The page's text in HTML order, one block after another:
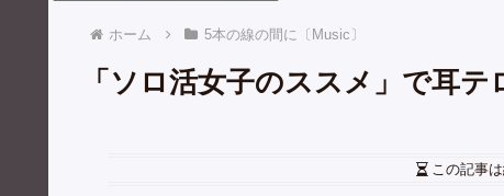
ホーム 5本の線の間に〔Music〕
「ソロ活女子のススメ」で耳テ
この記事は